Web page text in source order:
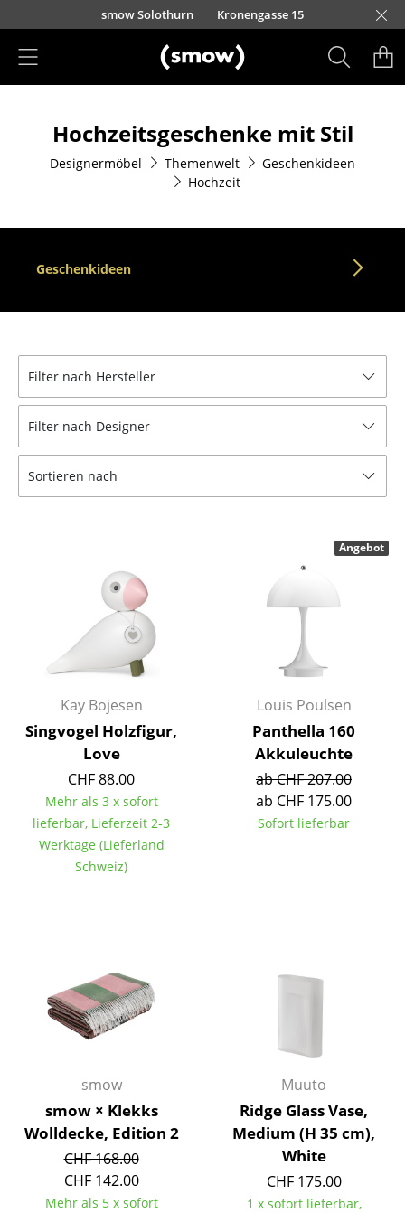
Direkt zum Inhaltsmow Solothurn Kronengasse 15
Sitzmöbel
Esszimmerstühle
Freischwinger
Barhocker
Hocker
Sitzsäcke
Kinderstühle
Schaukelstühle
Bürodrehstühle
Konferenzstühle
Bürosessel
Einzelteile
... alle Sitzmöbel
Tische
Esstische
Schreibtische
Sekretäre & PC-Tische
Stehtische & Stehpulte
Kindertische
Gartentische
Servierwagen
Hochzeitsgeschenke mit Stil
Designermöbel Themenwelt
Geschenkideen
Hochzeit
Geschenkideen
Filter nach Hersteller
Filter nach Designer
Sortieren nach
Kay Bojesen
Singvogel Holzfigur,
Love
CHF 88.00
Mehr als 3 x sofort
lieferbar, Lieferzeit 2-3
Werktage (Lieferland
Schweiz)
Louis Poulsen
Panthella 160
Akkuleuchte
ab CHF 207.00
ab CHF 175.00
Sofort lieferbar
Angebot
smow
smow × Klekks
Wolldecke, Edition 2
CHF 168.00
CHF 142.00
Mehr als 5 x sofort
Muuto
Ridge Glass Vase,
Medium (H 35 cm),
White
CHF 175.00
1 x sofort lieferbar,